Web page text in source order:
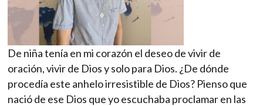
De niña tenía en mi corazón el deseo de vivir de
oración, vivir de Dios y solo para Dios. ¿De dónde
procedía este anhelo irresistible de Dios? Pienso que
nació de ese Dios que yo escuchaba proclamar en las